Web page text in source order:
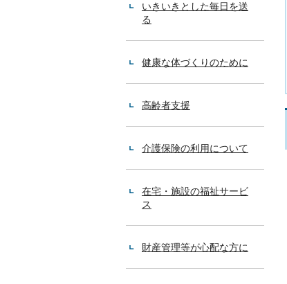
いきいきとした毎日を送
る
健康な体づくりのために
高齢者支援
介護保険の利用について
在宅・施設の福祉サービ
ス
財産管理等が心配な方に